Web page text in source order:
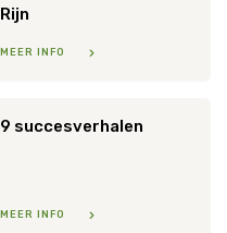
Rijn
MEER INFO
9 succesverhalen
MEER INFO